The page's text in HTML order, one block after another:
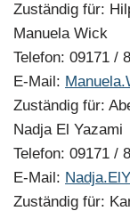
Zuständig für:
Manuela Wick
Telefon: 09171 /
E-Mail:
Zuständig für:
Nadja El Yazami
Telefon: 09171 /
E-Mail:
Zuständig für: